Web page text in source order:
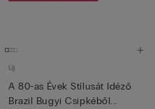
Új
A 80-as Évek Stílusát Idéző
Brazil Bugyi Csipkéből...